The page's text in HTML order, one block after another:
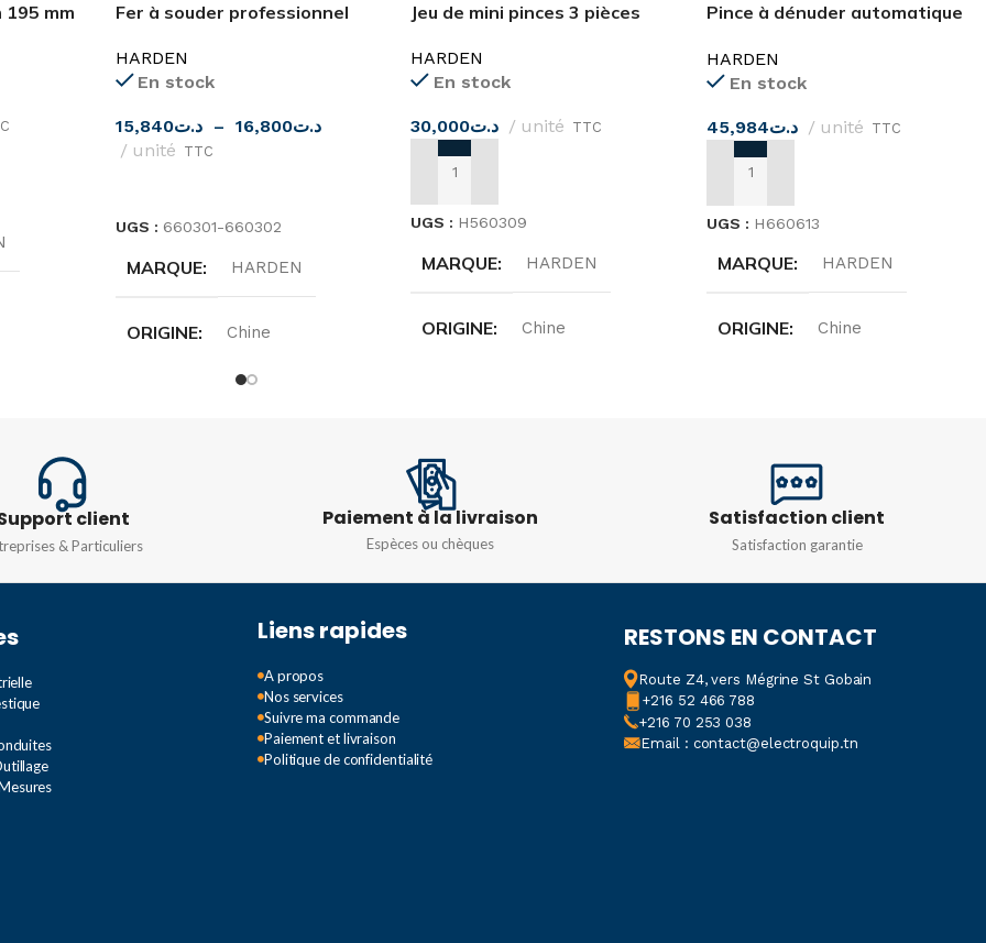
195 mm Fer à souder professionnel
HARDEN
En stock
د.ت15,840 – د.ت16,800
unité TTC
UGS : 660301-660302
MARQUE HARDEN
ORIGINE Chine
Jeu de mini pinces 3 pièces
HARDEN
En stock
د.ت30,000 unité TTC
AJOUTER AU PANIER
UGS : H560309
MARQUE HARDEN
ORIGINE Chine
MATIÈRE
QUANTITÉ
Pince à dénuder automatique
HARDEN
En stock
د.ت45,984 unité TTC
AJOUTER AU PANIER
UGS : H660613
MARQUE HARDEN
ORIGINE Chine
MATIÈRE
client
& Particuliers
Paiement à la livraison
Espèces ou chèques
Satisfaction client
Satisfaction garantie
Liens rapides
A propos
Nos services
Suivre ma commande
Paiement et livraison
Politique de confidentialité
RESTONS EN CONTACT
Route Z4, vers Mégrine St Gobain
+216 52 466 788
+216 70 253 038
Email : contact@electroquip.tn